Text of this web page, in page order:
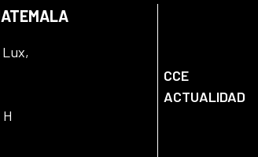
CCE
ACTUALIDAD